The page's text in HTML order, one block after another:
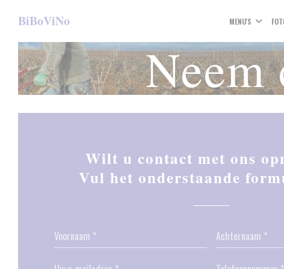
BiBoViNo MENU'S
Neem
Wilt u contact met ons
Vul het onderstaande